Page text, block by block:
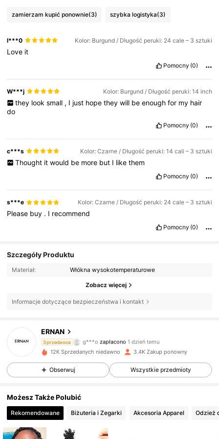
zamierzam kupić ponownie(3) szybka logistyka(3)
l***0 Kolor: Burgund / Długość peruki: 24 cale – 3 sztuki
Love it
Pomocny (0)
W***j Kolor: Burgund / Długość peruki: 14 inch
they look small , I just hope they will be enough for my hair
do
Pomocny (0)
c***s Kolor: Czarne / Długość peruki: 14 cali – 3 sztuki
Thought it would be more but I like them
Pomocny (0)
s***e Kolor: Czarne / Długość peruki: 24 cale – 3 sztuki
Please buy . I recommend
Pomocny (0)
Szczegóły Produktu
Materiał: Włókna wysokotemperaturowe
Zobacz więcej
Informacje dotyczące bezpieczeństwa i kontakt
ERNAN
Sprzedawca
g***o zapłacono 1 dzień temu
709 Obserwujący
4,86
709 Obserwujący
12K Sprzedanych niedawno 3.4K Zakup ponowny
Obserwuj Wszystkie przedmioty
Możesz Także Polubić
Rekomendowane Biżuteria i Zegarki Akcesoria Apparel Odzież